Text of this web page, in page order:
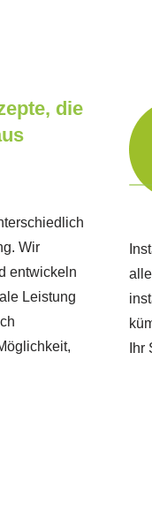
die
Wir
entwickeln
Leistung